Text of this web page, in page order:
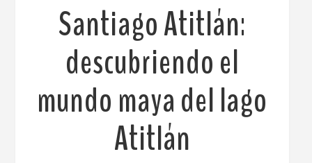
Santiago Atitlán:
descubriendo el
mundo maya del lago
Atitlán